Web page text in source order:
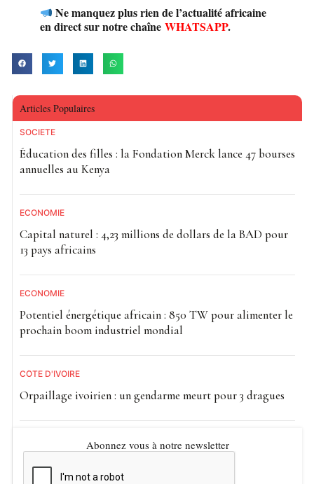
Ne manquez plus rien de l’actualité africaine
en direct sur notre chaîne WHATSAPP.
Articles Populaires
SOCIETE
Éducation des filles : la Fondation Merck lance 47 bourses
annuelles au Kenya
ECONOMIE
Capital naturel : 4,23 millions de dollars de la BAD pour
13 pays africains
ECONOMIE
Potentiel énergétique africain : 850 TW pour alimenter le
prochain boom industriel mondial
CÔTE D'IVOIRE
Orpaillage ivoirien : un gendarme meurt pour 3 dragues
Abonnez vous à notre newsletter